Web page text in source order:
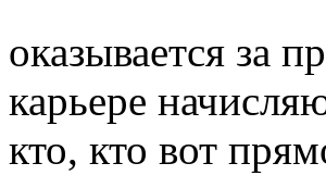
оказывается за
карьере
кто, кто вот